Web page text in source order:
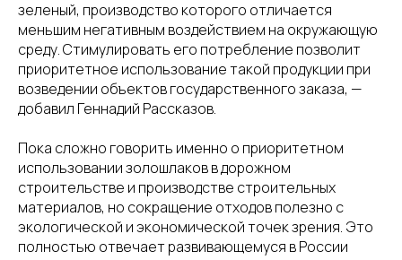
зеленый, производство которого отличается
меньшим негативным воздействием на окружающую
среду. Стимулировать его потребление позволит
приоритетное использование такой продукции при
возведении объектов государственного заказа, —
добавил Геннадий Рассказов.
Пока сложно говорить именно о приоритетном
использовании золошлаков в дорожном
строительстве и производстве строительных
материалов, но сокращение отходов полезно с
экологической и экономической точек зрения. Это
полностью отвечает развивающемуся в России